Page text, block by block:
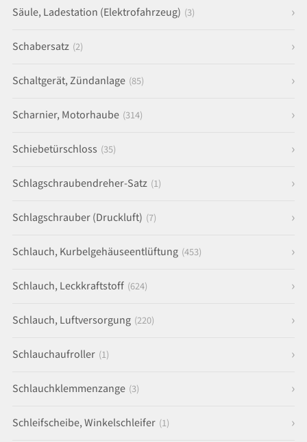
Säule, Ladestation (Elektrofahrzeug) (3)
Schabersatz (2)
Schaltgerät, Zündanlage (85)
Scharnier, Motorhaube (314)
Schiebetürschloss (35)
Schlagschraubendreher-Satz (1)
Schlagschrauber (Druckluft) (7)
Schlauch, Kurbelgehäuseentlüftung (453)
Schlauch, Leckkraftstoff (624)
Schlauch, Luftversorgung (220)
Schlauchaufroller (1)
Schlauchklemmenzange (3)
Schleifscheibe, Winkelschleifer (1)